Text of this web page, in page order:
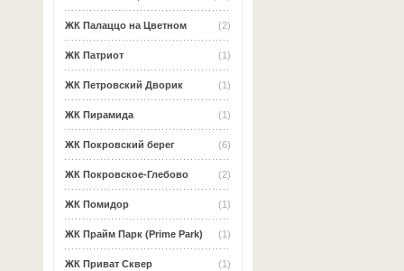
(2)
ЖК Палаццо на Цветном
(1)
ЖК Патриот
(1)
ЖК Петровский Дворик
(1)
ЖК Пирамида
(6)
ЖК Покровский берег
(2)
ЖК Покровское-Глебово
(1)
ЖК Помидор
(1)
ЖК Прайм Парк (Prime Park)
(1)
ЖК Приват Сквер